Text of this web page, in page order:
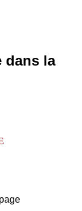
dans la